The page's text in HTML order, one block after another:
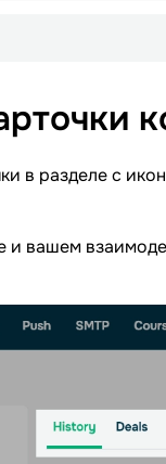
в разделе с
и вашем